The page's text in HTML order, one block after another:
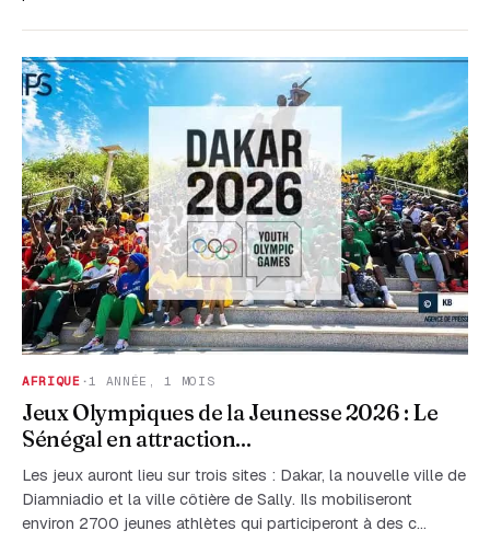
AFRIQUE ·1 ANNÉE, 1 MOIS
Jeux Olympiques de la Jeunesse 2026 : Le
Sénégal en attraction...
Les jeux auront lieu sur trois sites : Dakar, la nouvelle ville de
Diamniadio et la ville côtière de Sally. Ils mobiliseront
environ 2700 jeunes athlètes qui participeront à des c…